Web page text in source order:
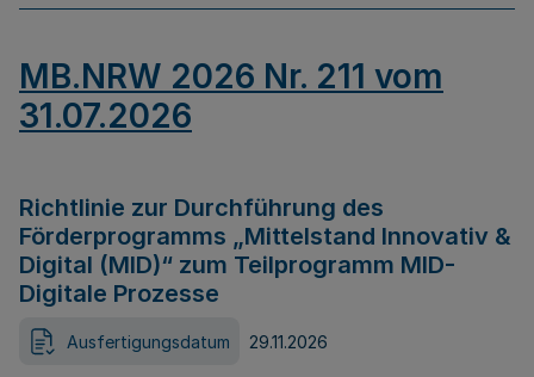
MB.NRW 2026 Nr. 211 vom
31.07.2026
Richtlinie zur Durchführung des
Förderprogramms „Mittelstand Innovativ &
Digital (MID)“ zum Teilprogramm MID-
Digitale Prozesse
Ausfertigungsdatum 29.11.2026